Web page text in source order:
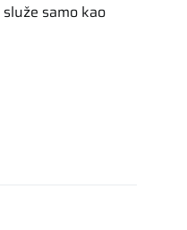
samo kao